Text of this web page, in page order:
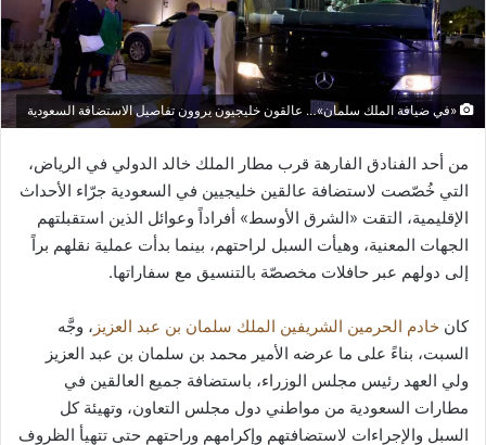
«في ضيافة الملك سلمان»… عالقون خليجيون يروون تفاصيل الاستضافة السعودية
من أحد الفنادق الفارهة قرب مطار الملك خالد الدولي في الرياض،
التي خُصّصت لاستضافة عالقين خليجيين في السعودية جرّاء الأحداث
الإقليمية، التقت «الشرق الأوسط» أفراداً وعوائل الذين استقبلتهم
الجهات المعنية، وهيأت السبل لراحتهم، بينما بدأت عملية نقلهم براً
إلى دولهم عبر حافلات مخصصّة بالتنسيق مع سفاراتها.
كان خادم الحرمين الشريفين الملك سلمان بن عبد العزيز ، وجَّه
السبت، بناءً على ما عرضه الأمير محمد بن سلمان بن عبد العزيز
ولي العهد رئيس مجلس الوزراء، باستضافة جميع العالقين في
مطارات السعودية من مواطني دول مجلس التعاون، وتهيئة كل
السبل والإجراءات لاستضافتهم وإكرامهم وراحتهم حتى تتهيأ الظروف